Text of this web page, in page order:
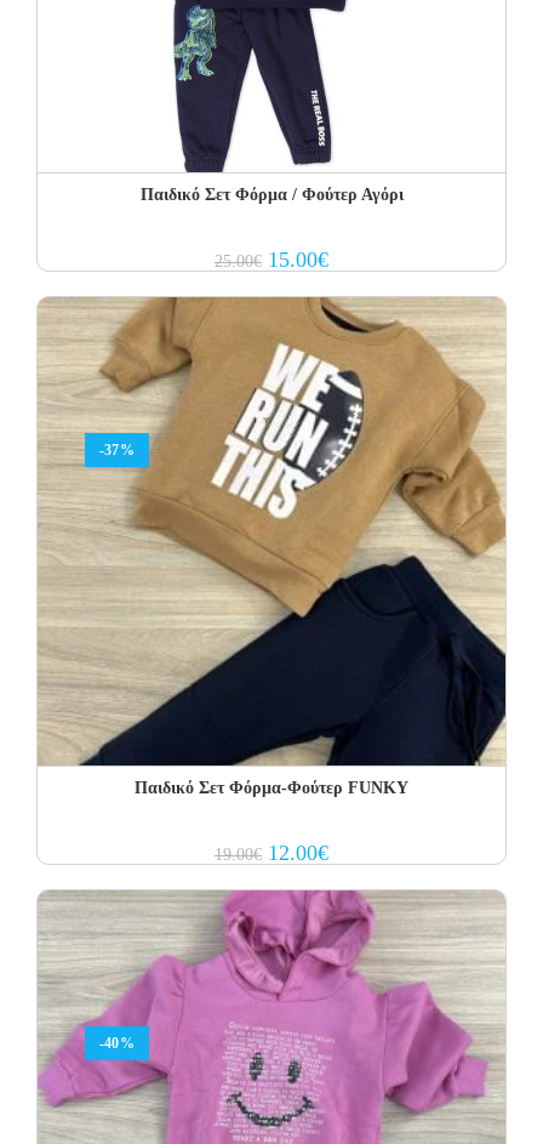
Παιδικό Σετ Φόρμα / Φούτερ Αγόρι
25.00€ Original
price
25.00€.
15.00€Current
price
15.00€.
-37%
Παιδικό Σετ Φόρμα-Φούτερ FUNKY
19.00€ Original
price
19.00€.
12.00€Current
price
12.00€.
-40%